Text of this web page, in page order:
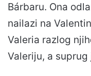
Bárbaru. Ona
nailazi na
Valeria razlog
Valeriju, a